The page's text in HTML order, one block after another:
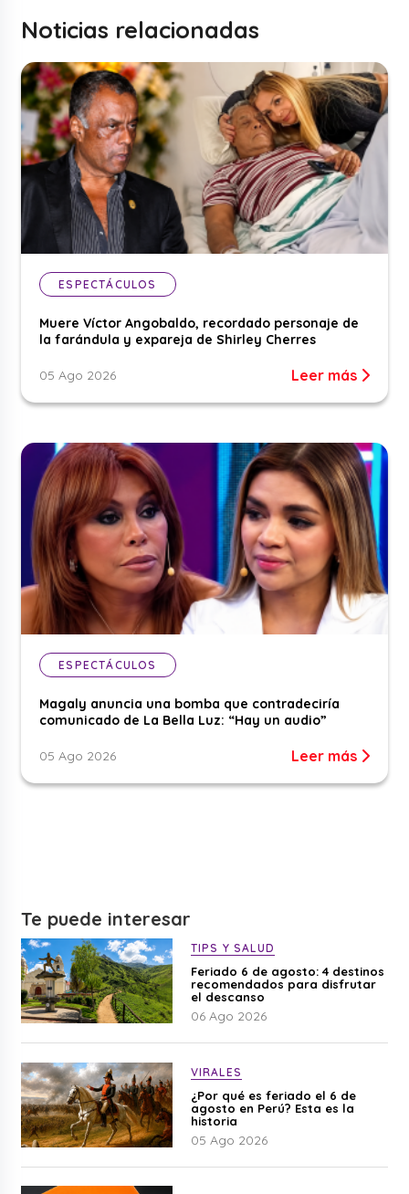
Noticias relacionadas
ESPECTÁCULOS
Muere Víctor Angobaldo, recordado personaje de
la farándula y expareja de Shirley Cherres
05 Ago 2026 Leer más
ESPECTÁCULOS
Magaly anuncia una bomba que contradeciría
comunicado de La Bella Luz: “Hay un audio”
05 Ago 2026 Leer más
Te puede interesar
TIPS Y SALUD
Feriado 6 de agosto: 4 destinos
recomendados para disfrutar
el descanso
06 Ago 2026
VIRALES
¿Por qué es feriado el 6 de
agosto en Perú? Esta es la
historia
05 Ago 2026